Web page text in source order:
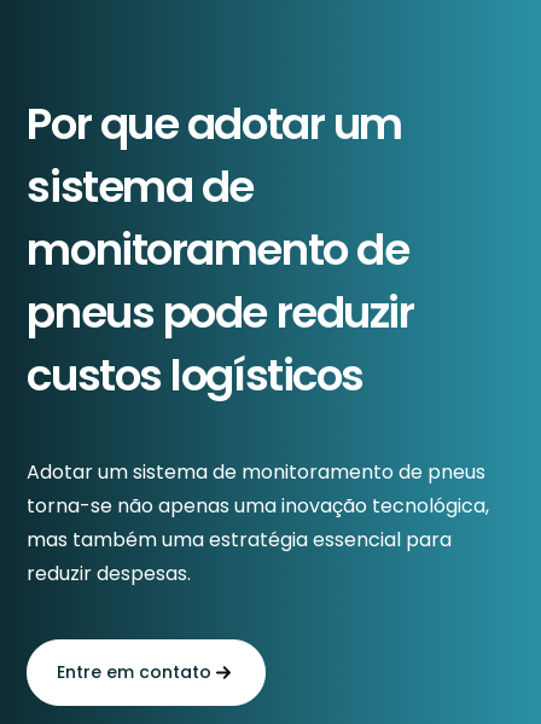
Por que adotar um
sistema de
monitoramento de
pneus pode reduzir
custos logísticos
Adotar um sistema de monitoramento de pneus
torna-se não apenas uma inovação tecnológica,
mas também uma estratégia essencial para
reduzir despesas.
Entre em contato